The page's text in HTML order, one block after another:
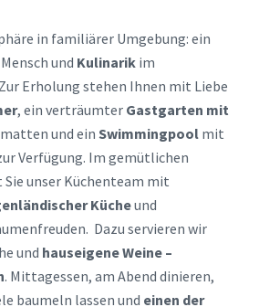
in familiärer Umgebung: ein
und Kulinarik im
Erholung stehen Ihnen mit Liebe
, ein verträumter Gastgarten mit
und einSwimmingpool mit
Verfügung. Im gemütlichen
unser Küchenteam mit
Kücheund
Dazu servieren wir
und hauseigene Weine –
. Mittagessen, am Abend dinieren,
baumeln lassen und einen der